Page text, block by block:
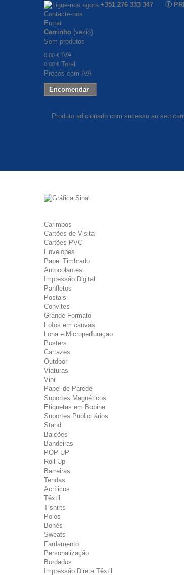
+351 276 333 347 ⓘ
Contacte-nos
Entrar
Carrinho (vazio)
Sem produtos
0,00 € IVA
0,00 € Total
Preços com IVA
Encomendar
Produto adicionado com sucesso ao seu
Carimbos
Cartões de Visita
Cartões PVC
Envelopes
Papel Timbrado
Autocolantes
Impressão Digital
Panfletos
Postais
Convites
Grande Formato
Fotos em canvas
Lona e Microperfuraçao
Posters
Cartazes
Outdoor
Viaturas
Vinil
Papel de Parede
Suportes Magnéticos
Etiquetas em Bobine
Suportes Publicitários
Stand
Balcões
Bandeiras
POP UP
Roll Up
Barreiras
Tendas
Acrílicos
Têxtil
T-shirts
Polos
Bonés
Sweats
Fardamento
Personalização
Bordados
Impressão Direta Têxtil